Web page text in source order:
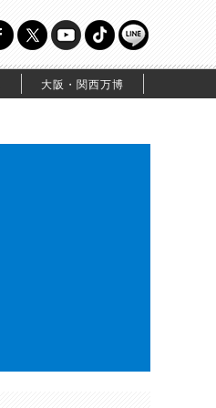
大阪・関西万博